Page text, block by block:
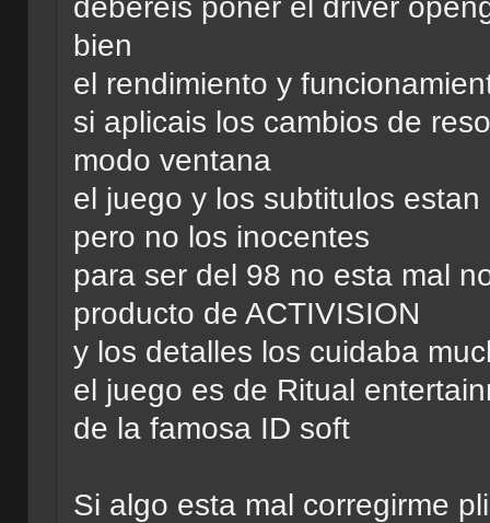
debereis poner el driver
bien
el rendimiento y
si aplicais los cambios de
modo ventana
el juego y los subtitulos
pero no los inocentes
para ser del 98 no esta mal
producto de ACTIVISION
y los detalles los cuidaba
el juego es de Ritual
de la famosa ID soft
Si algo esta mal corregirme